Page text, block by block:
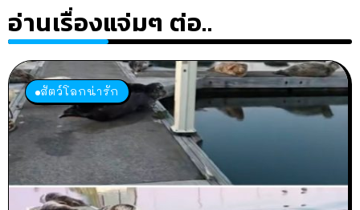
อ่านเรื่องแจ่มๆ ต่อ..
สัตว์โลกน่ารัก